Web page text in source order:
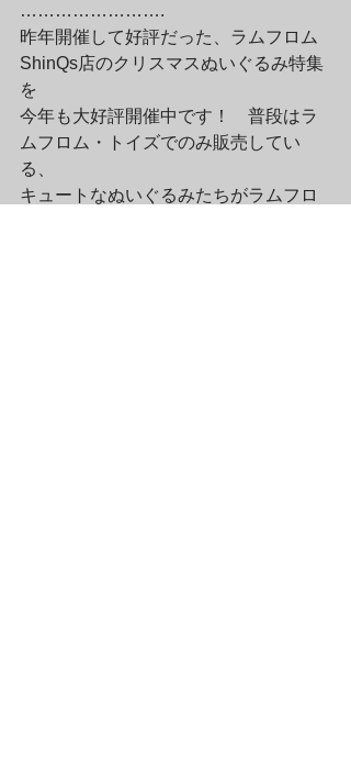
…………………….
昨年開催して好評だった、ラムフロム
ShinQs店のクリスマスぬいぐるみ特集
を
今年も大好評開催中です！　普段はラ
ムフロム・トイズでのみ販売してい
る、
キュートなぬいぐるみたちがラムフロ